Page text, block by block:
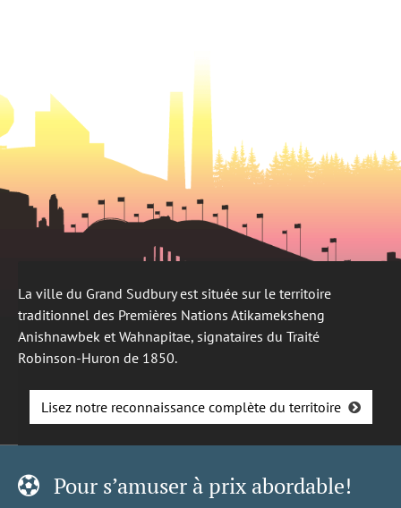
La ville du Grand Sudbury est située sur le territoire
traditionnel des Premières Nations Atikameksheng
Anishnawbek et Wahnapitae, signataires du Traité
Robinson-Huron de 1850.
Lisez notre reconnaissance complète du territoire
Pour s’amuser à prix abordable!